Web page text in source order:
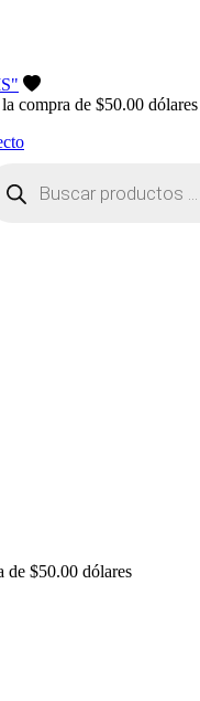
compra de $50.00 dólares
de $50.00 dólares